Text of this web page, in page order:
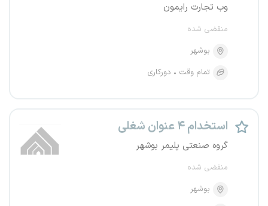
وب تجارت رایمون
منقضی شده
بوشهر
تمام وقت
دورکاری
استخدام ۴ عنوان شغلی
گروه صنعتی پلیمر بوشهر
منقضی شده
بوشهر